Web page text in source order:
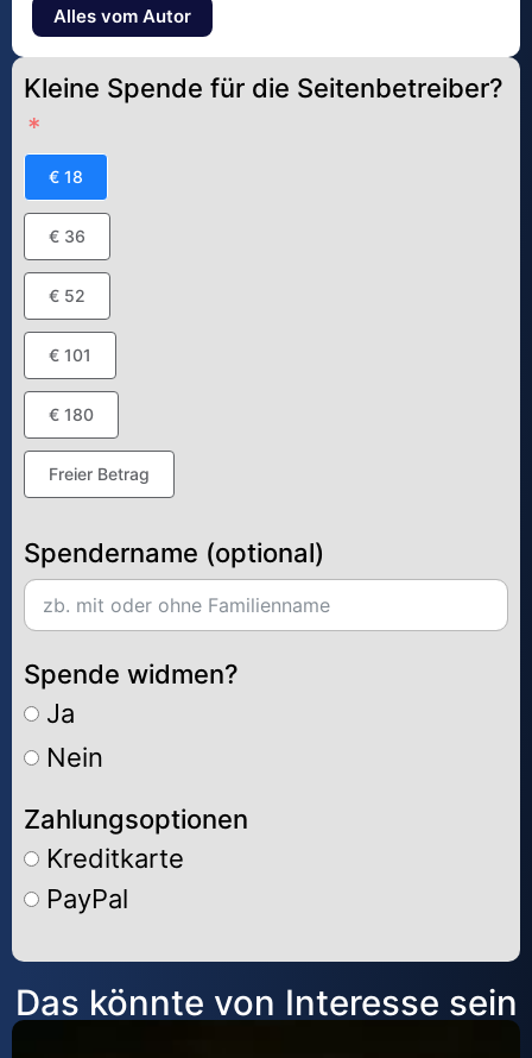
Alles vom Autor
Kleine Spende für die Seitenbetreiber?
€ 18
€ 36
€ 52
€ 101
€ 180
Freier Betrag
Spendername (optional)
Spende widmen?
Ja
Nein
Zahlungsoptionen
Kreditkarte
PayPal
Alternative:
Das könnte von Interesse sein